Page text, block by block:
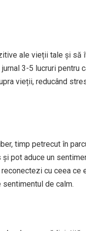
ale vieții tale și să
3-5 lucruri pentru
vieții, reducând
timp petrecut în
pot aduce un
cu ceea ce
de calm.